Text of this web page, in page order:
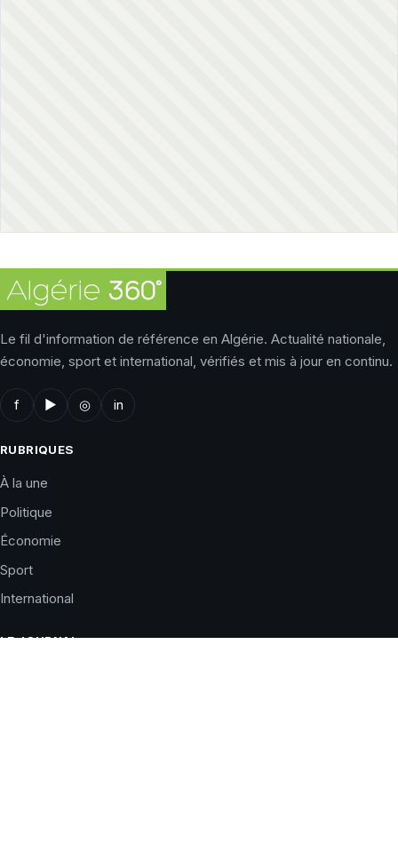
Le fil d'information de référence en Algérie. Actualité nationale,
économie, sport et international, vérifiés et mis à jour en continu.
f ▶ ◎ in
RUBRIQUES
À la une
Politique
Économie
Sport
International
LE JOURNAL